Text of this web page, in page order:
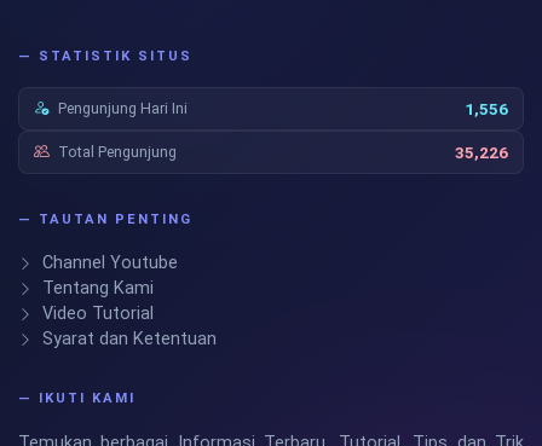
— STATISTIK SITUS
Pengunjung Hari Ini 1,556
Total Pengunjung 35,226
— TAUTAN PENTING
Channel Youtube
Tentang Kami
Video Tutorial
Syarat dan Ketentuan
— IKUTI KAMI